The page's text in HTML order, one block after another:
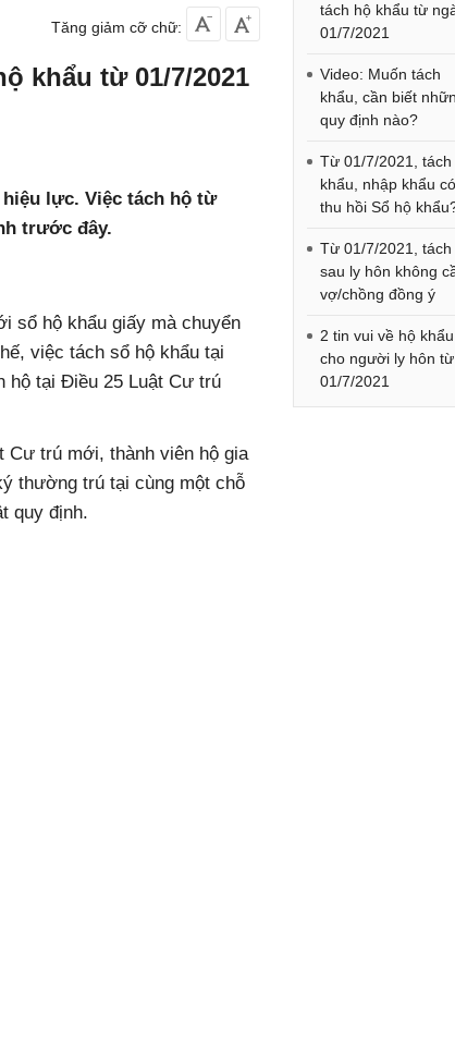
Tăng giảm cỡ chữ:
khẩu từ 01/7/2021
hiệu lực. Việc tách hộ từ
trước đây.
sổ hộ khẩu giấy mà chuyển
việc tách sổ hộ khẩu tại
hộ tại Điều 25 Luật Cư trú
Cư trú mới, thành viên hộ gia
thường trú tại cùng một chỗ
quy định.
tách hộ khẩu từ
01/7/2021
Video: Muốn tách
khẩu, cần biết
quy định nào?
Từ 01/7/2021, tách
khẩu, nhập khẩu
thu hồi Sổ hộ
Từ 01/7/2021, tách
sau ly hôn không
vợ/chồng đồng ý
2 tin vui về hộ khẩu
cho người ly hôn từ
01/7/2021